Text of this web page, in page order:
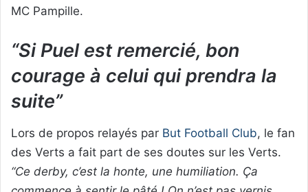
MC Pampille.
“Si Puel est remercié, bon
courage à celui qui prendra la
suite”
Lors de propos relayés par But Football Club, le fan
des Verts a fait part de ses doutes sur les Verts.
“Ce derby, c’est la honte, une humiliation. Ça